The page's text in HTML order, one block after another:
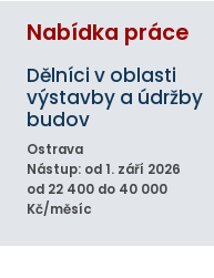
Nabídka práce
Dělníci v oblasti
výstavby a údržby
budov
Ostrava
Nástup: od 1. září 2026
od 22 400 do 40 000
Kč/měsíc